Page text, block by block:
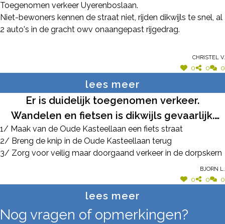
Toegenomen verkeer Uyerenboslaan.
Niet-bewoners kennen de straat niet, rijden dikwijls te snel, al
2 auto's in de gracht owv onaangepast rijgedrag.
Christel V.
0 0 0
lees meer
Er is duidelijk toegenomen verkeer.
Wandelen en fietsen is dikwijls gevaarlijk.
Zeker op drukkere momenten zoals de
ochtendspits. Het sluipverkeer is hier sterk
aanwezig. De traject controle werkt hier niet
door de verschillende zijstraten waardoor er
niet aan de 30 km/u max snelheid gekeken
wordt. Wanneer de lichten in het dorp
zouden geactiveerd worden zoals voorheen,
1/ Maak van de Oude Kasteellaan een fiets straat
2/ Breng de knip in de Oude Kasteellaan terug
3/ Zorg voor veilig maar doorgaand verkeer in de dorpskern
Bjorn L.
0 0 0
lees meer
Nog vragen of opmerkingen?